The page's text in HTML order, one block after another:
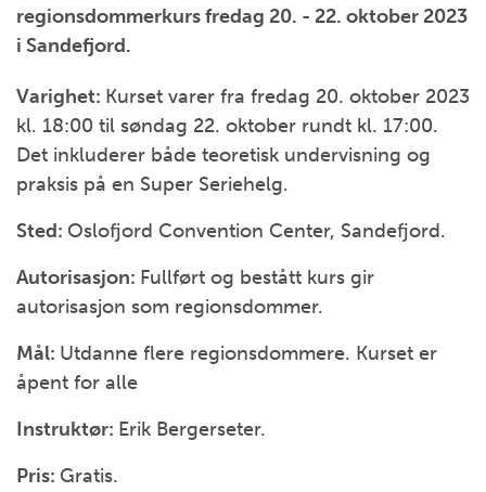
regionsdommerkurs fredag 20. - 22. oktober 2023
i Sandefjord.
Varighet: Kurset varer fra fredag 20. oktober 2023
kl. 18:00 til søndag 22. oktober rundt kl. 17:00.
Det inkluderer både teoretisk undervisning og
praksis på en Super Seriehelg.
Sted: Oslofjord Convention Center, Sandefjord.
Autorisasjon: Fullført og bestått kurs gir
autorisasjon som regionsdommer.
Mål: Utdanne flere regionsdommere. Kurset er
åpent for alle
Instruktør: Erik Bergerseter.
Pris: Gratis.